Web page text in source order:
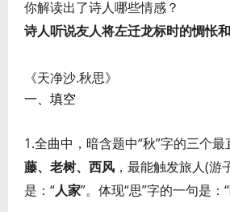
你解读出了诗人哪些情感？
诗人听说友人将左迁龙标时的惆怅
《天净沙.秋思》
一、填空
1.全曲中，暗含题中“秋”字的三个最
藤、老树、西风 ，最能触发旅人(游
是：“人家”。体现“思”字的一句是：“